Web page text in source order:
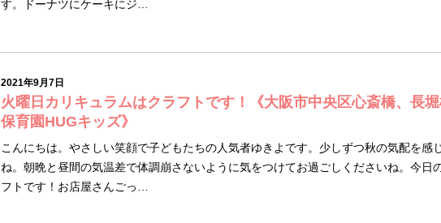
す。ドーナツにケーキにジ…
2021年9月7日
火曜日カリキュラムはクラフトです！《大阪市中央区心斎橋、長
保育園HUGキッズ》
こんにちは。やさしい笑顔で子どもたちの人気者ゆきよです。少しずつ秋の気配を感
ね。朝晩と昼間の気温差で体調崩さないように気をつけてお過ごしくださいね。今日
フトです！お店屋さんごっ…